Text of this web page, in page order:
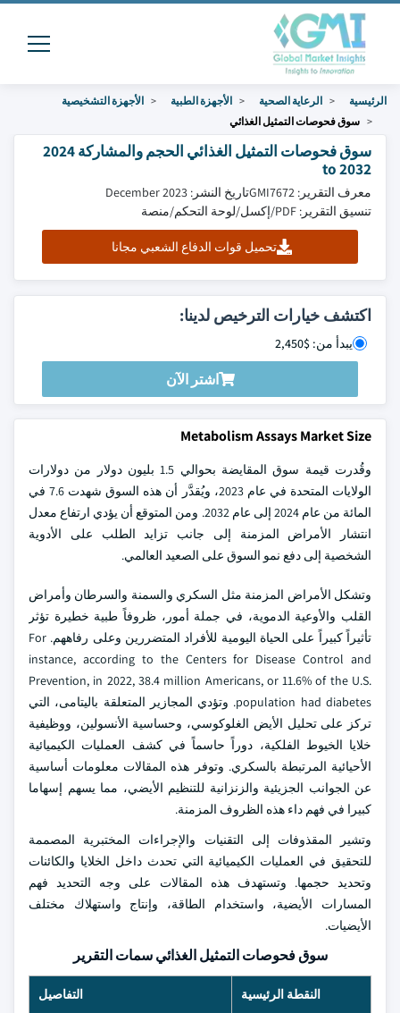
الرئيسية الرعاية الصحية الأجهزة الطبية
الأجهزة التشخيصية
سوق فحوصات التمثيل الغذائي
سوق فحوصات التمثيل الغذائي الحجم والمشاركة 2024
to 2032
معرف التقرير: GMI7672
تاريخ النشر: December 2023
تنسيق التقرير: PDF/إكسل/لوحة التحكم/منصة
تحميل قوات الدفاع الشعبي مجانا
اكتشف خيارات الترخيص لدينا:
يبدأ من: $2,450
اشتر الآن
Metabolism Assays Market Size
وقُدرت قيمة سوق المقايضة بحوالي 1.5 بليون دولار من دولارات
الولايات المتحدة في عام 2023، ويُقدَّر أن هذه السوق شهدت 7.6 في
المائة من عام 2024 إلى عام 2032. ومن المتوقع أن يؤدي ارتفاع معدل
انتشار الأمراض المزمنة إلى جانب تزايد الطلب على الأدوية
الشخصية إلى دفع نمو السوق على الصعيد العالمي.
وتشكل الأمراض المزمنة مثل السكري والسمنة والسرطان وأمراض
القلب والأوعية الدموية، في جملة أمور، ظروفاً طبية خطيرة تؤثر
تأثيراً كبيراً على الحياة اليومية للأفراد المتضررين وعلى رفاههم. For
instance, according to the Centers for Disease Control and
Prevention, in 2022, 38.4 million Americans, or 11.6% of the U.S.
population had diabetes. وتؤدي المجازير المتعلقة باليتامى، التي
تركز على تحليل الأيض الغلوكوسي، وحساسية الأنسولين، ووظيفية
خلايا الخيوط الفلكية، دوراً حاسماً في كشف العمليات الكيميائية
الأحيائية المرتبطة بالسكري. وتوفر هذه المقالات معلومات أساسية
عن الجوانب الجزيئية والزنزانية للتنظيم الأيضي، مما يسهم إسهاما
كبيرا في فهم داء هذه الظروف المزمنة.
وتشير المقذوفات إلى التقنيات والإجراءات المختبرية المصممة
للتحقيق في العمليات الكيميائية التي تحدث داخل الخلايا والكائنات
وتحديد حجمها. وتستهدف هذه المقالات على وجه التحديد فهم
المسارات الأيضية، واستخدام الطاقة، وإنتاج واستهلاك مختلف
الأيضيات.
سوق فحوصات التمثيل الغذائي سمات التقرير
النقطة الرئيسية التفاصيل